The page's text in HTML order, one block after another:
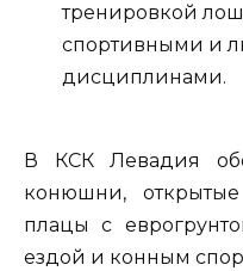
тренировкой
спортивными и
дисциплинами.
В КСК Левадия
конюшни,
плацы с
ездой и конным